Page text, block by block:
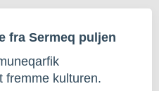
fra Sermeq puljen
fremme kulturen.